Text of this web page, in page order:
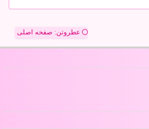
عطروتن: صفحه اصلی